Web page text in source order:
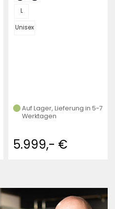
Auf Lager, Lieferung in 5-7
Werktagen
6.299,- €